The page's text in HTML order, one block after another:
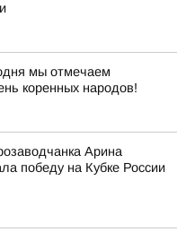
мы отмечаем
коренных народов!
Арина
победу на Кубке России